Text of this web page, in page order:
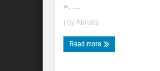
». ...
| byAbrutis
Read more